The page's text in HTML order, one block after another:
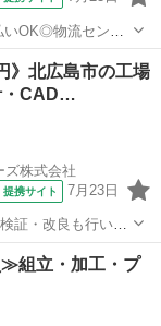
OK◎物流センタ
時給1530円★週払
【コメン
》北広島市の工場
・CAD…
ズ株式会社
提携サイト 7月23日
証・改良も行いま
による図面作成
ものづくりの仕事
組立・加工・プ